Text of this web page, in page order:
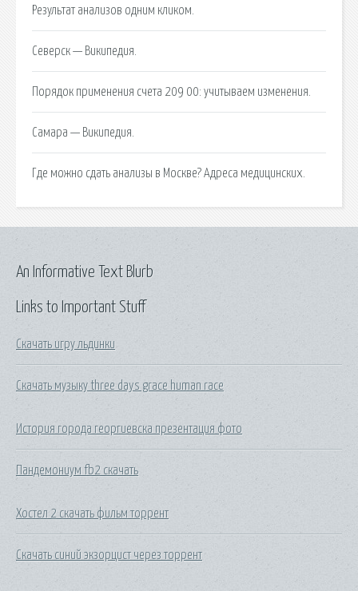
Результат анализов одним кликом.
Северск — Википедия.
Порядок применения счета 209 00: учитываем изменения.
Самара — Википедия.
Где можно сдать анализы в Москве? Адреса медицинских.
Links to Important Stuff
Скачать игру льдинки
Скачать музыку three days grace human race
История города георгиевска презентация фото
Пандемониум fb2 скачать
Хостел 2 скачать фильм торрент
Скачать синий экзорцист через торрент
An Informative Text Blurb